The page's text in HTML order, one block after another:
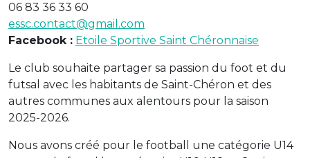
06 83 36 33 60
essc.contact@gmail.com
Facebook : Etoile Sportive Saint Chéronnaise
Le club souhaite partager sa passion du foot et du
futsal avec les habitants de Saint-Chéron et des
autres communes aux alentours pour la saison
2025-2026.
Nous avons créé pour le football une catégorie U14